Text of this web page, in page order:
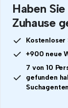
Haben
Zuhause
Kostenloser
+900 neue
7 von 10
gefunden